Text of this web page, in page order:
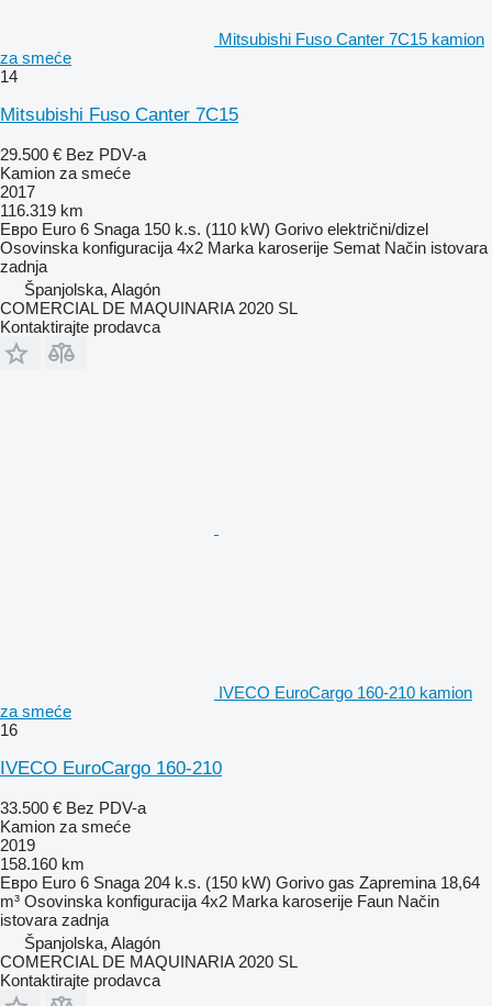
Mitsubishi Fuso Canter 7C15 kamion
za smeće
14
Mitsubishi Fuso Canter 7C15
29.500 € Bez PDV-a
Kamion za smeće
2017
116.319 km
Евро Euro 6 Snaga 150 k.s. (110 kW) Gorivo električni/dizel
Osovinska konfiguracija 4x2 Marka karoserije Semat Način istovara
zadnja
Španjolska, Alagón
COMERCIAL DE MAQUINARIA 2020 SL
Kontaktirajte prodavca
IVECO EuroCargo 160-210 kamion
za smeće
16
IVECO EuroCargo 160-210
33.500 € Bez PDV-a
Kamion za smeće
2019
158.160 km
Евро Euro 6 Snaga 204 k.s. (150 kW) Gorivo gas Zapremina 18,64
m³ Osovinska konfiguracija 4x2 Marka karoserije Faun Način
istovara zadnja
Španjolska, Alagón
COMERCIAL DE MAQUINARIA 2020 SL
Kontaktirajte prodavca